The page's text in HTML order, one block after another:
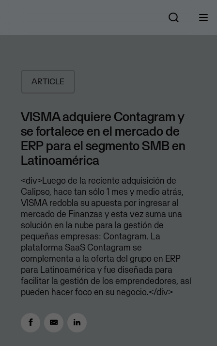
ARTICLE
VISMA adquiere Contagram y
se fortalece en el mercado de
ERP para el segmento SMB en
Latinoamérica
<div>Luego de la reciente adquisición de
Calipso, hace tan sólo 1 mes y medio atrás,
VISMA redobla su apuesta por ingresar al
mercado de Finanzas y esta vez suma una
solución en la nube para la gestión de
pequeñas empresas: Contagram. La
plataforma SaaS Contagram se
complementa a la oferta del grupo en ERP
para Latinoamérica y fue diseñada para
facilitar la gestión de los emprendedores, así
pueden hacer foco en su negocio.</div>